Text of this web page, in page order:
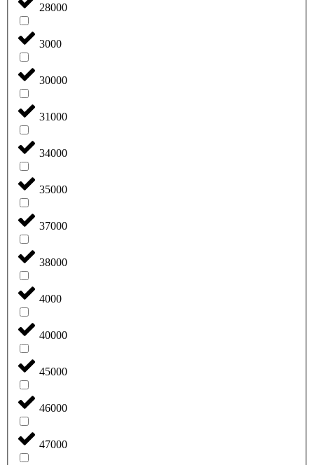
28000
3000
30000
31000
34000
35000
37000
38000
4000
40000
45000
46000
47000